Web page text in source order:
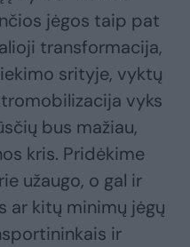
jėgos taip pat
transformacija,
srityje, vyktų
vyks
bus mažiau,
kris. Pridėkime
užaugo, o gal ir
ar kitų minimų jėgų
ir